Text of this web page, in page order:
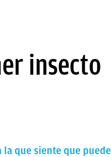
insecto
que siente que puede